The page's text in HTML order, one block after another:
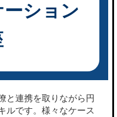
ション
と連携を取りながら円
ルです。様々なケース